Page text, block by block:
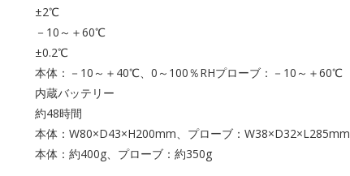
±2℃
－10～＋60℃
±0.2℃
本体：－10～＋40℃、0～100％RHプローブ：－10～＋60℃
内蔵バッテリー
約48時間
本体：W80×D43×H200mm、プローブ：W38×D32×L285mm
本体：約400g、プローブ：約350g